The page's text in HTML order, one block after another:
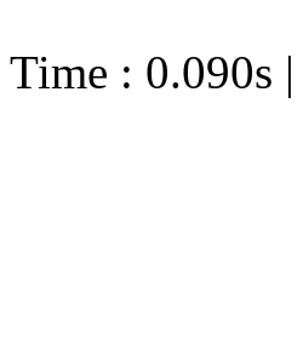
Time : 0.090s